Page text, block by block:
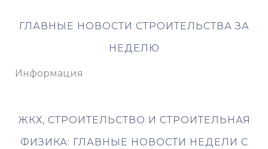
ГЛАВНЫЕ НОВОСТИ СТРОИТЕЛЬСТВА ЗА
НЕДЕЛЮ
Информация
ЖКХ, СТРОИТЕЛЬСТВО И СТРОИТЕЛЬНАЯ
ФИЗИКА: ГЛАВНЫЕ НОВОСТИ НЕДЕЛИ С